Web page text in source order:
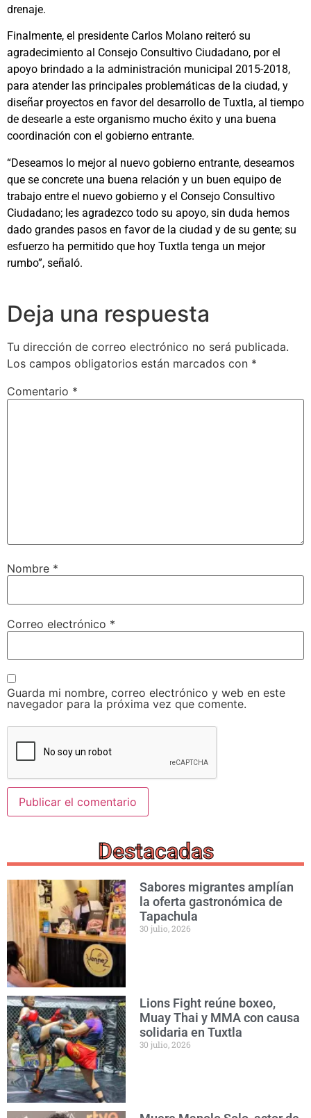
drenaje.
Finalmente, el presidente Carlos Molano reiteró su
agradecimiento al Consejo Consultivo Ciudadano, por el
apoyo brindado a la administración municipal 2015-2018,
para atender las principales problemáticas de la ciudad, y
diseñar proyectos en favor del desarrollo de Tuxtla, al tiempo
de desearle a este organismo mucho éxito y una buena
coordinación con el gobierno entrante.
“Deseamos lo mejor al nuevo gobierno entrante, deseamos
que se concrete una buena relación y un buen equipo de
trabajo entre el nuevo gobierno y el Consejo Consultivo
Ciudadano; les agradezco todo su apoyo, sin duda hemos
dado grandes pasos en favor de la ciudad y de su gente; su
esfuerzo ha permitido que hoy Tuxtla tenga un mejor
rumbo”, señaló.
Deja una respuesta
Tu dirección de correo electrónico no será publicada.
Los campos obligatorios están marcados con *
Comentario *
Nombre *
Correo electrónico *
Guarda mi nombre, correo electrónico y web en este
navegador para la próxima vez que comente.
Destacadas
Sabores migrantes amplían
la oferta gastronómica de
Tapachula
30 julio, 2026
Lions Fight reúne boxeo,
Muay Thai y MMA con causa
solidaria en Tuxtla
30 julio, 2026